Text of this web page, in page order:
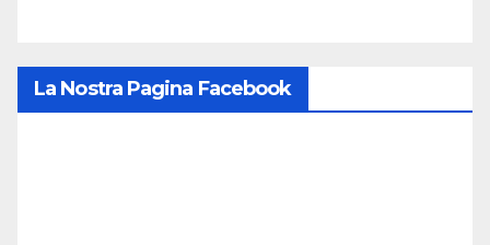
La Nostra Pagina Facebook